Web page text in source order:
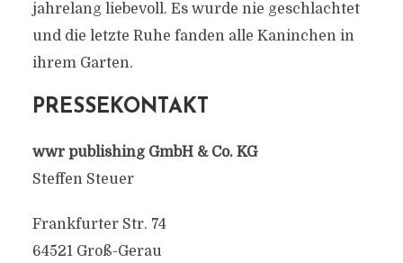
jahrelang liebevoll. Es wurde nie geschlachtet
und die letzte Ruhe fanden alle Kaninchen in
ihrem Garten.
PRESSEKONTAKT
wwr publishing GmbH & Co. KG
Steffen Steuer
Frankfurter Str. 74
64521 Groß-Gerau